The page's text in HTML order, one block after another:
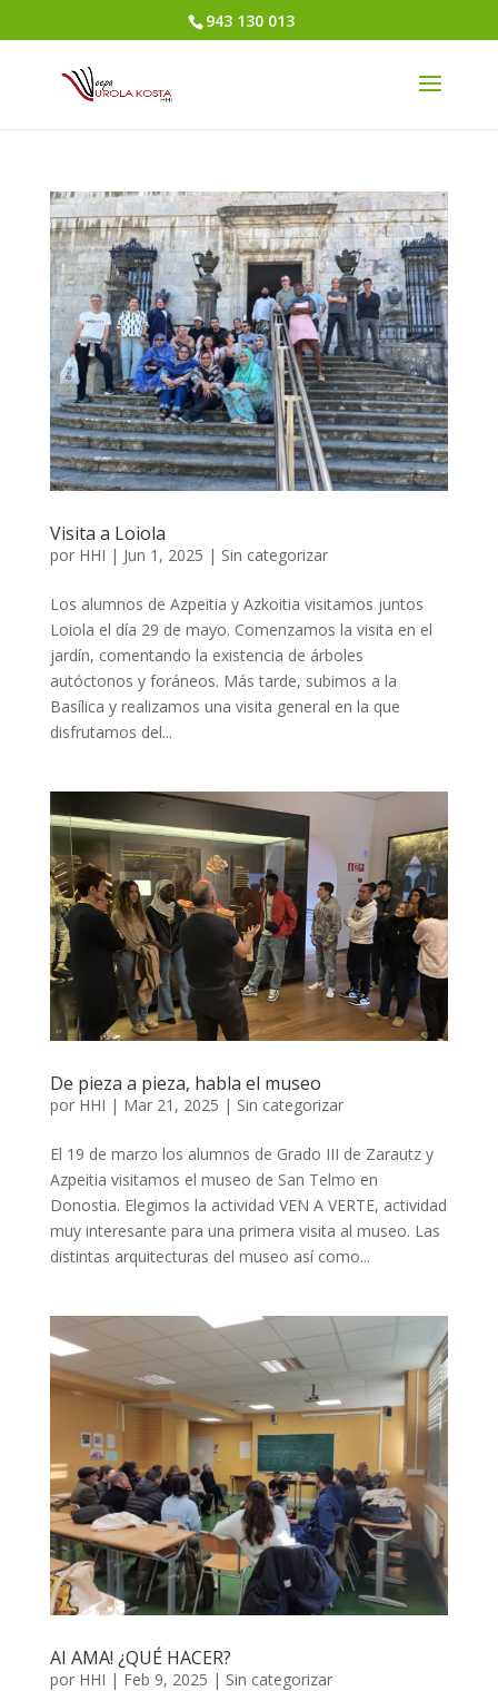
943 130 013
Visita a Loiola
por HHI | Jun 1, 2025 | Sin categorizar
Los alumnos de Azpeitia y Azkoitia visitamos juntos
Loiola el día 29 de mayo. Comenzamos la visita en el
jardín, comentando la existencia de árboles
autóctonos y foráneos. Más tarde, subimos a la
Basílica y realizamos una visita general en la que
disfrutamos del...
De pieza a pieza, habla el museo
por HHI | Mar 21, 2025 | Sin categorizar
El 19 de marzo los alumnos de Grado III de Zarautz y
Azpeitia visitamos el museo de San Telmo en
Donostia. Elegimos la actividad VEN A VERTE, actividad
muy interesante para una primera visita al museo. Las
distintas arquitecturas del museo así como...
AI AMA! ¿QUÉ HACER?
por HHI | Feb 9, 2025 | Sin categorizar